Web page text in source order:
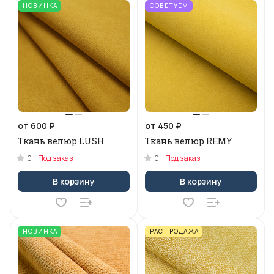
НОВИНКА
от 600 ₽
Ткань велюр LUSH
0 Под заказ
В корзину
СОВЕТУЕМ
от 450 ₽
Ткань велюр REMY
0 Под заказ
В корзину
НОВИНКА РАСПРОДАЖА